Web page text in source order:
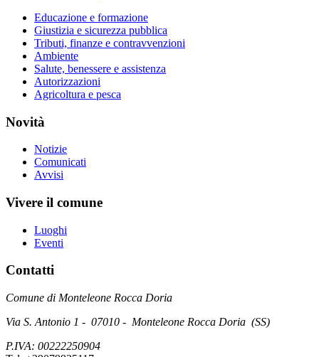
Educazione e formazione
Giustizia e sicurezza pubblica
Tributi, finanze e contravvenzioni
Ambiente
Salute, benessere e assistenza
Autorizzazioni
Agricoltura e pesca
Novità
Notizie
Comunicati
Avvisi
Vivere il comune
Luoghi
Eventi
Contatti
Comune di Monteleone Rocca Doria
Via S. Antonio 1 - 07010 - Monteleone Rocca Doria (SS)
P.IVA: 00222250904